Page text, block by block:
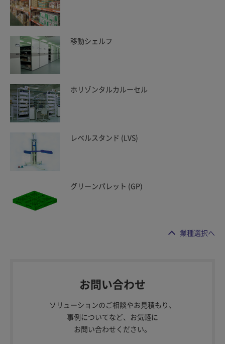
移動シェルフ
ホリゾンタルカルーセル
レベルスタンド (LVS)
グリーンパレット (GP)
業種選択へ
お問い合わせ
ソリューションのご相談やお見積もり、
事例についてなど、お気軽に
お問い合わせください。